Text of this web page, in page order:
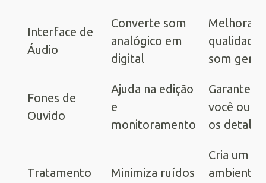
Interface de
Áudio
Converte som
analógico em
digital
Melhora a
qualidade
som geral
Fones de
Ouvido
Ajuda na edição
e
monitoramento
Garante
você ouça
os
Tratamento
Minimiza ruídos
Cria um
ambiente